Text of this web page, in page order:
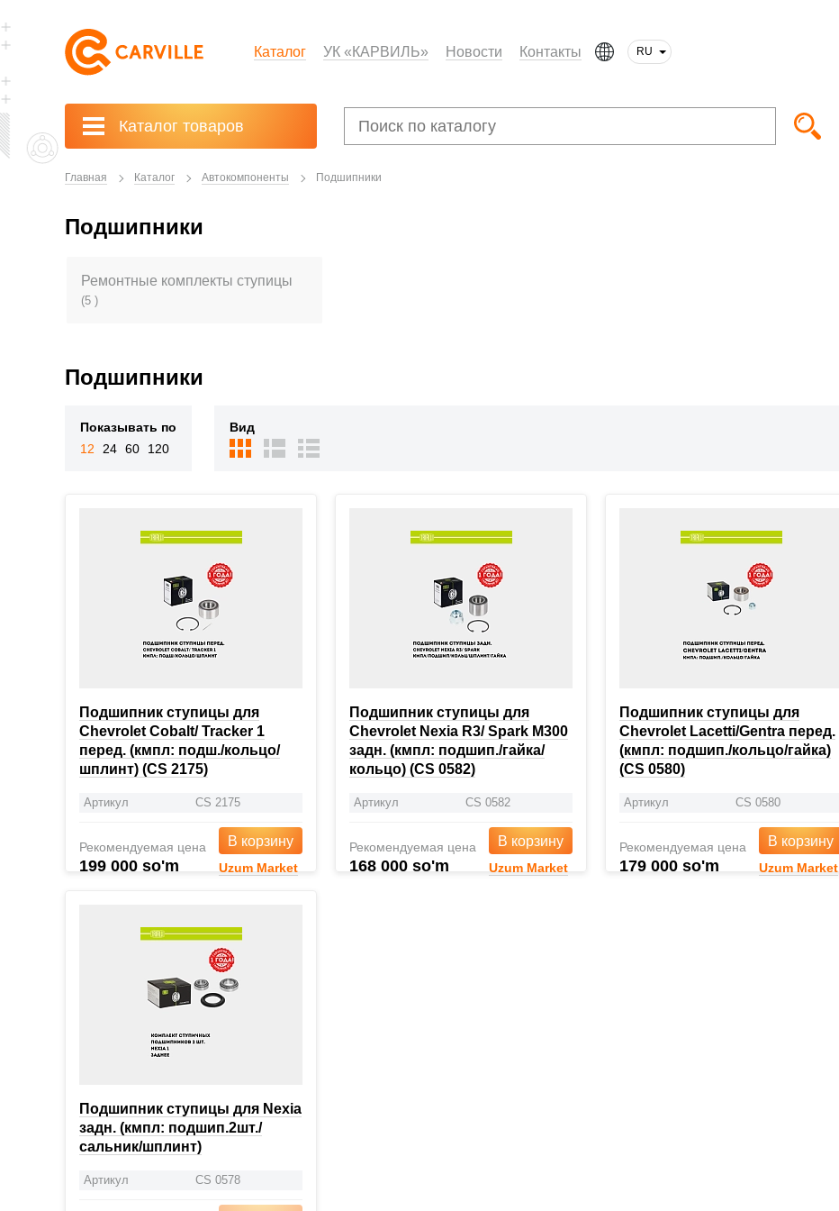
Каталог УК «КАРВИЛЬ» Новости Контакты
RU
Каталог товаров
Главная Каталог Автокомпоненты Подшипники
Подшипники
Ремонтные комплекты ступицы
(5 )
Подшипники
Показывать по
12
24 60 120
Вид
Подшипник ступицы для
Chevrolet Cobalt/ Tracker 1
перед. (кмпл: подш./кольцо/
шплинт) (CS 2175)
Артикул CS 2175
Рекомендуемая цена
199 000 so'm
В корзину
Uzum Market
Подшипник ступицы для
Chevrolet Nexia R3/ Spark M300
задн. (кмпл: подшип./гайка/
кольцо) (CS 0582)
Артикул CS 0582
Рекомендуемая цена
168 000 so'm
В корзину
Uzum Market
Подшипник ступицы для
Chevrolet Lacetti/Gentra перед.
(кмпл: подшип./кольцо/гайка)
(CS 0580)
Артикул CS 0580
Рекомендуемая цена
179 000 so'm
В корзину
Uzum Market
Подшипник ступицы для Nexia
задн. (кмпл: подшип.2шт./
сальник/шплинт)
Артикул CS 0578